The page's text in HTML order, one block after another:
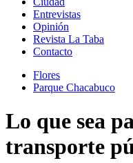
Entrevistas
Opinión
Revista La Taba
Contacto
Flores
Parque Chacabuco
Lo que sea
transporte